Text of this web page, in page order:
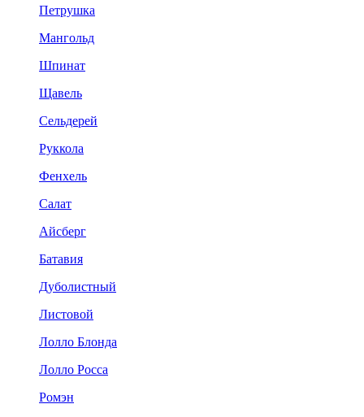
Петрушка
Мангольд
Шпинат
Щавель
Сельдерей
Руккола
Фенхель
Салат
Айсберг
Батавия
Дуболистный
Листовой
Лолло Блонда
Лолло Росса
Ромэн